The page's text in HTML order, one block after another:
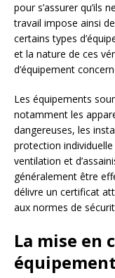
pour s’assurer qu’ils
travail impose ainsi
certains types
et la nature de ces
d’équipement
Les équipements
notamment les
dangereuses, les
protection
ventilation et
généralement être
délivre un certificat
aux normes de
La mise en